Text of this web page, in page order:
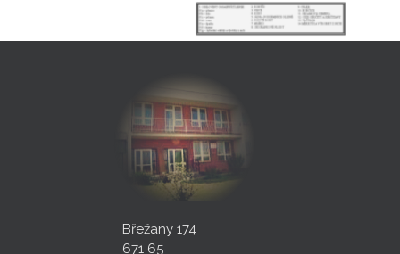
Břežany 174
671 65